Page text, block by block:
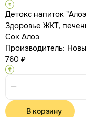
Детокс напиток
Здоровье ЖКТ,
Сок Алоэ
Производитель:
760 ₽
В корзину